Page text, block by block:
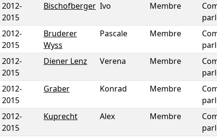
2012-
2015
Bischofberger Ivo Membre
2012-
2015
Bruderer
Wyss
Pascale Membre
2012-
2015
Diener Lenz Verena Membre
2012-
2015
Graber Konrad Membre
2012-
2015
Kuprecht Alex Membre